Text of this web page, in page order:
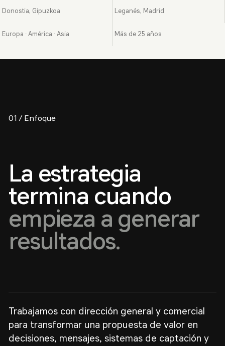
Donostia, Gipuzkoa Leganés, Madrid
Europa · América · Asia Más de 25 años
01 / Enfoque
La estrategia
termina cuando
empieza a generar
resultados.
Trabajamos con dirección general y comercial
para transformar una propuesta de valor en
decisiones, mensajes, sistemas de captación y